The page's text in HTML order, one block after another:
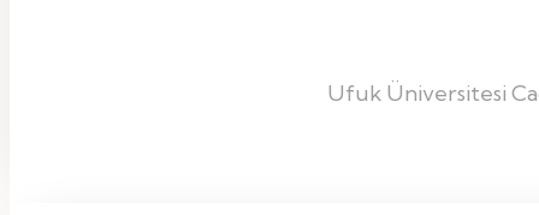
Ufuk Üniversitesi